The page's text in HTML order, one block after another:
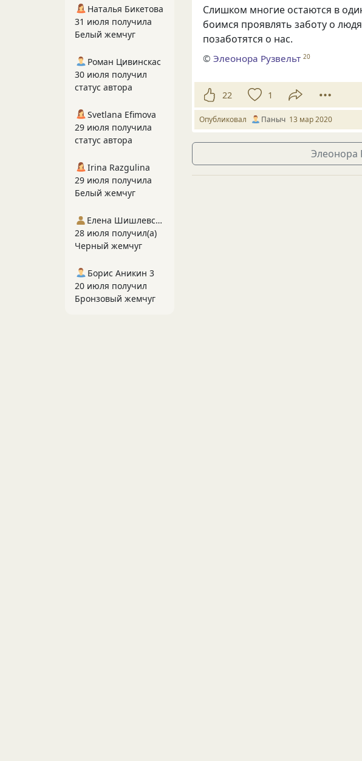
Слишком многие остаются в
боимся проявлять заботу о
позаботятся о нас.
©Элеонора Рузвельт 20
22 1
Опубликовал Паныч 13 мар 2020
Элеонора
Наталья Бикетова
31 июля получила
Белый жемчуг
Роман Цивинскас
30 июля получил
статус автора
Svetlana Efimova
29 июля получила
статус автора
Irina Razgulina
29 июля получила
Белый жемчуг
Елена Шишлевская
28 июля получил(а)
Черный жемчуг
Борис Аникин 3
20 июля получил
Бронзовый жемчуг